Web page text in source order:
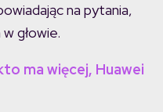
na pytania,
głowie.
ma więcej, Huawei